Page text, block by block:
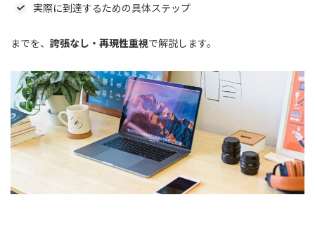
実際に到達するための具体ステップ
までを、 誇張なし・再現性重視で解説します。